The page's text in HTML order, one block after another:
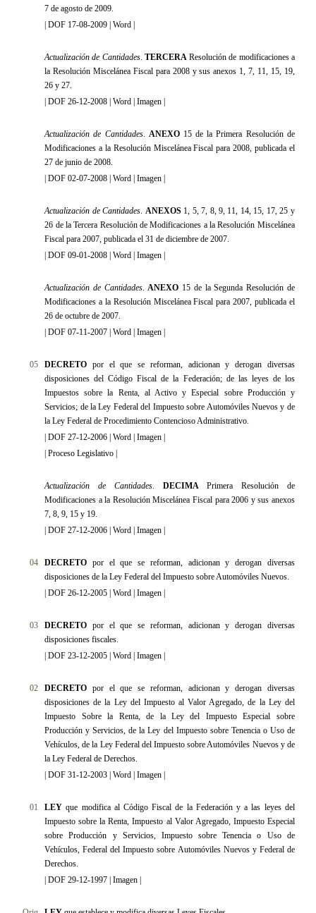
7 de agosto de 2009.
|DOF 17-08-2009 |Word
Actualización de Cantidades. TERCERAResolución de modificaciones a
la Resolución Miscelánea Fiscal para 2008 y sus anexos 1, 7, 11, 15, 19,
26 y 27.
|DOF 26-12-2008 |Word |Imagen
Actualización de Cantidades. ANEXO15 de la Primera Resolución de
Modificaciones a la Resolución Miscelánea Fiscal para 2008, publicada el
27 de junio de 2008.
|DOF 02-07-2008 |Word Imagen
Actualización de Cantidades. ANEXOS1, 5, 7, 8, 9, 11, 14, 15, 17, 25 y
26 de la Tercera Resolución de Modificaciones a la Resolución Miscelánea
Fiscal para 2007, publicada el 31 de diciembre de 2007.
|DOF 09-01-2008 |Word Imagen
Actualización de Cantidades.ANEXO 15 de la Segunda Resolución de
Modificaciones a la Resolución Miscelánea Fiscal para 2007, publicada el
26 de octubre de 2007.
|DOF 07-11-2007 |Word Imagen
05 DECRETO por el que se reforman, adicionan y derogan diversas
disposiciones del Código Fiscal de la Federación; de las leyes de los
Impuestos sobre la Renta, al Activo y Especial sobre Producción y
Servicios; de la Ley Federal del Impuesto sobre Automóviles Nuevos y de
la Ley Federal de Procedimiento Contencioso Administrativo.
|DOF 27-12-2006 |Word |Imagen
|Proceso Legislativo
Actualización de Cantidades. DECIMAPrimera Resolución de
Modificaciones a la Resolución Miscelánea Fiscal para 2006 y sus anexos
7, 8, 9, 15 y 19.
|DOF 27-12-2006 Word Imagen
04 DECRETO por el que se reforman, adicionan y derogan diversas
disposiciones de la Ley Federal del Impuesto sobre Automóviles Nuevos.
|DOF 26-12-2005 Word Imagen
03 DECRETO por el que se reforman, adicionan y derogan diversas
disposiciones fiscales.
|DOF 23-12-2005 |Word Imagen
02 DECRETO por el que se reforman, adicionan y derogan diversas
disposiciones de la Ley del Impuesto al Valor Agregado, de la Ley del
Impuesto Sobre la Renta, de la Ley del Impuesto Especial sobre
Producción y Servicios, de la Ley del Impuesto sobre Tenencia o Uso de
Vehículos, de la Ley Federal del Impuesto sobre Automóviles Nuevos y de
la Ley Federal de Derechos.
|DOF 31-12-2003 Word Imagen
01 LEYque modifica al Código Fiscal de la Federación y a las leyes del
Impuesto sobre la Renta, Impuesto al Valor Agregado, Impuesto Especial
sobre Producción y Servicios, Impuesto sobre Tenencia o Uso de
Vehículos, Federal del Impuesto sobre Automóviles Nuevos y Federal de
Derechos.
|DOF 29-12-1997 Imagen